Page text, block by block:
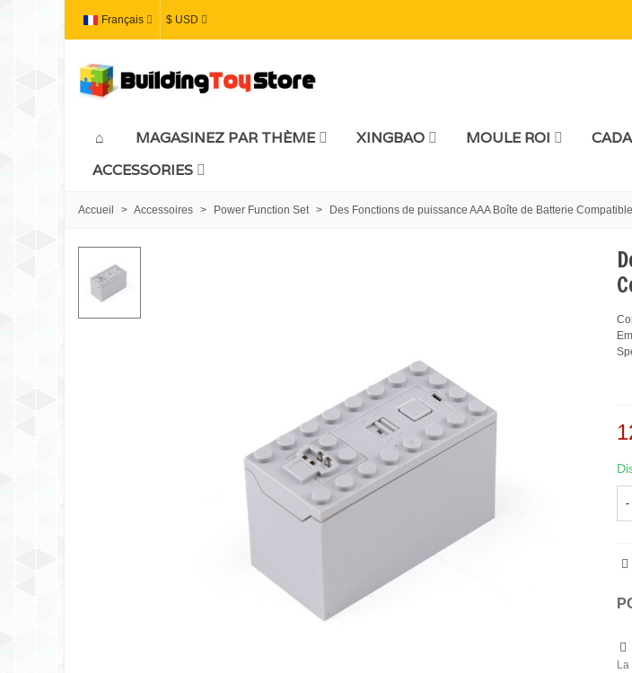
Français $ USD
MAGASINEZ PAR THÈME XINGBAO MOULE ROI CADA
ACCESSORIES
Accueil > Accessoires > Power Function Set > Des Fonctions de puissance AAA Boîte de Batterie
-